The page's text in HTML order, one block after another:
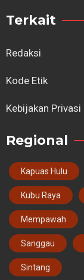
Terkait
Redaksi
Kode Etik
Kebijakan Privasi
Regional
Kapuas Hulu
Kubu Raya
Mempawah
Sanggau
Sintang